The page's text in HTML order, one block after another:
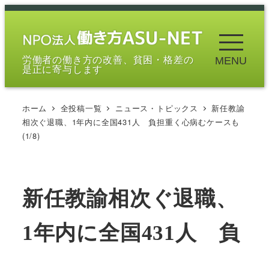
メ
労働者の働き方の改善、貧困・格差の
是正に寄与します
MENU
ホーム 全投稿一覧 ニュース・トピックス
新任教諭
相次ぐ退職、1年内に全国431人 負担重く心病むケースも
(1/8)
新任教諭相次ぐ退職、
1年内に全国431人 負